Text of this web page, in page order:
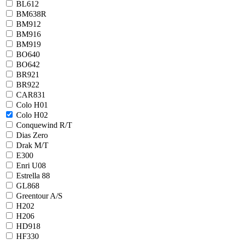
BL612
BM638R
BM912
BM916
BM919
BO640
BO642
BR921
BR922
CAR831
Colo H01
Colo H02
Conquewind R/T
Dias Zero
Drak M/T
E300
Enri U08
Estrella 88
GL868
Greentour A/S
H202
H206
HD918
HF330